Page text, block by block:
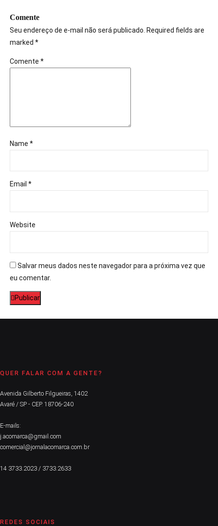
Comente
Seu endereço de e-mail não será publicado. Required fields are
marked *
Comente *
Name *
Email *
Website
Salvar meus dados neste navegador para a próxima vez que
eu comentar.
Publicar
QUER FALAR COM A GENTE?
Avenida Gilberto Filgueiras, 1402
Avaré / SP - CEP. 18706-240
E-mails:
j.acomarca@gmail.com
comercial@jornalacomarca.com.br
14 3733.2023 / 3733.2633
REDES SOCIAIS